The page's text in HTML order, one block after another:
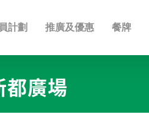
計劃 推廣及優惠 餐牌
都廣場